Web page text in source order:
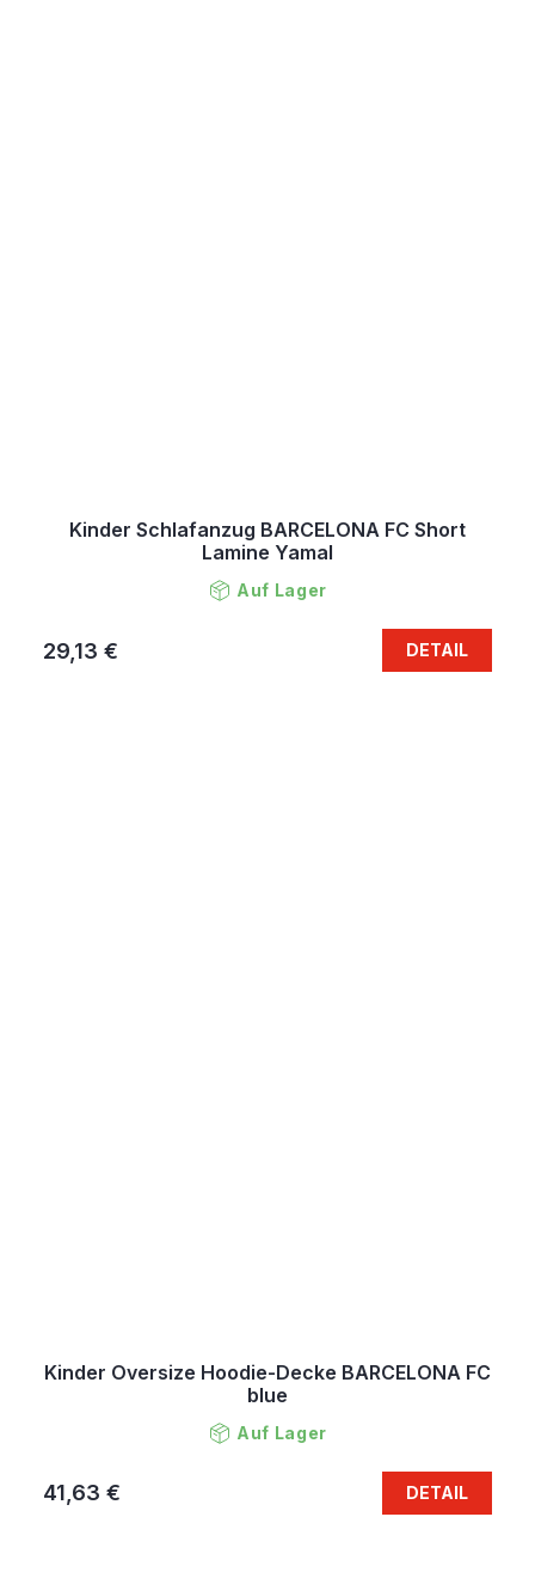
Kinder Schlafanzug BARCELONA FC Short
Lamine Yamal
Auf Lager
29,13 € DETAIL
Kinder Oversize Hoodie-Decke BARCELONA FC
blue
Auf Lager
41,63 € DETAIL